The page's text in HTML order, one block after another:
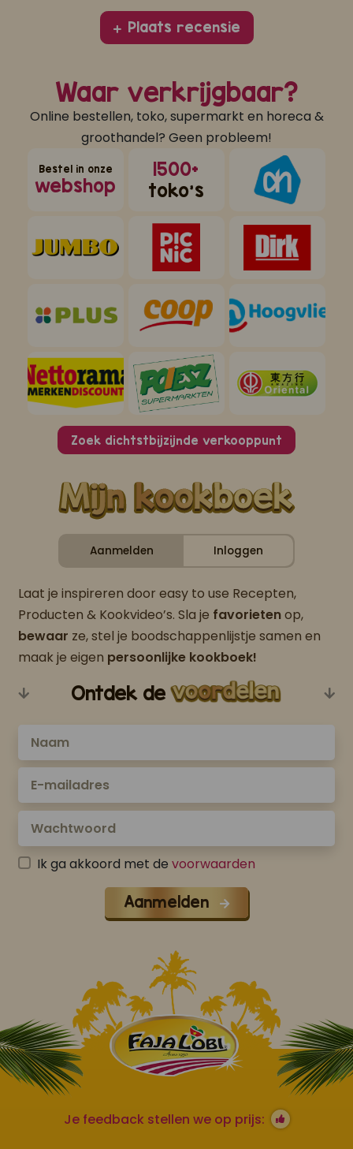
Plaats recensie
Waar verkrijgbaar?
Online bestellen, toko, supermarkt en horeca &
groothandel? Geen probleem!
Bestel in onze
webshop
1500+
toko's
Zoek dichtstbijzijnde verkooppunt
Aanmelden Inloggen
Laat je inspireren door easy to use Recepten,
Producten & Kookvideo’s. Sla je favorietenop,
bewaar ze, stel je boodschappenlijstje samen en
maak je eigen persoonlijke kookboek!
Ontdek de
Ik ga akkoord met de voorwaarden
Aanmelden
Je feedback stellen we op prijs: